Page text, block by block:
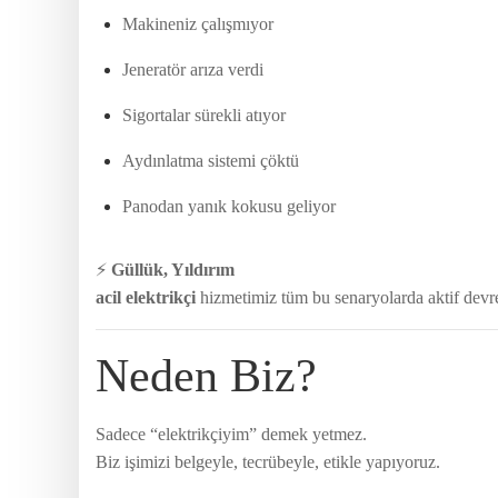
Makineniz çalışmıyor
Jeneratör arıza verdi
Sigortalar sürekli atıyor
Aydınlatma sistemi çöktü
Panodan yanık kokusu geliyor
⚡ Güllük, Yıldırım
acil elektrikçi hizmetimiz tüm bu senaryolarda aktif
Neden Biz?
Sadece “elektrikçiyim” demek yetmez.
Biz işimizi belgeyle, tecrübeyle, etikle yapıyoruz.